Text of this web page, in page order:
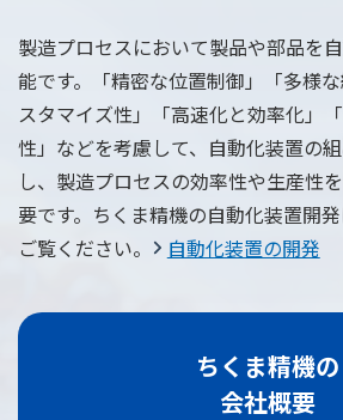
製造プロセスにおいて製品や部品を
能です。「精密な位置制御」「多様
スタマイズ性」「高速化と効率化」
性」などを考慮して、自動化装置の
し、製造プロセスの効率性や生産性
要です。ちくま精機の自動化装置開
ご覧ください。
自動化装置の開発
ちくま精機の
会社概要